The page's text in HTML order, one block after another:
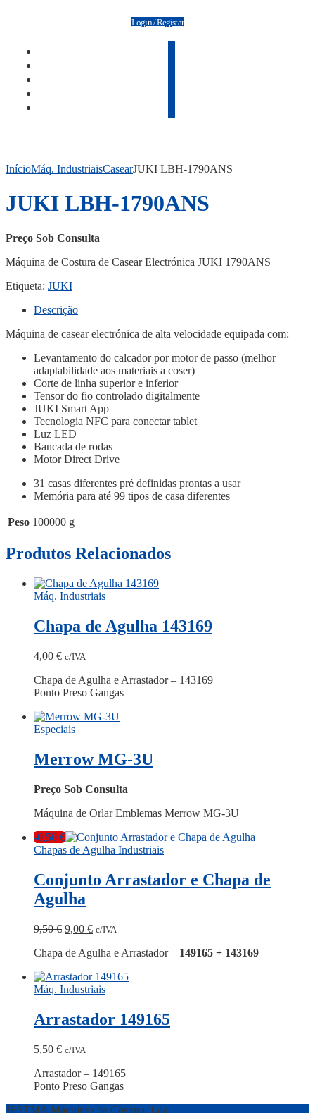
Login / Registar
InícioMáq. IndustriaisCasearJUKI LBH-1790ANS
JUKI LBH-1790ANS
Preço Sob Consulta
Máquina de Costura de Casear Electrónica JUKI 1790ANS
Etiqueta: JUKI
Descrição
Máquina de casear electrónica de alta velocidade equipada com:
Levantamento do calcador por motor de passo (melhor
adaptabilidade aos materiais a coser)
Corte de linha superior e inferior
Tensor do fio controlado digitalmente
JUKI Smart App
Tecnologia NFC para conectar tablet
Luz LED
Bancada de rodas
Motor Direct Drive
31 casas diferentes pré definidas prontas a usar
Memória para até 99 tipos de casa diferentes
Peso 100000 g
Produtos Relacionados
Máq. Industriais
Chapa de Agulha 143169
4,00 € c/IVA
Chapa de Agulha e Arrastador – 143169
Ponto Preso Gangas
Especiais
Merrow MG-3U
Preço Sob Consulta
Máquina de Orlar Emblemas Merrow MG-3U
-0,50 €
Chapas de Agulha Industriais
Conjunto Arrastador e Chapa de
Agulha
9,50€ O
original
9,50 €.
9,00 €O
atual
9,00 €.
c/IVA
Chapa de Agulha e Arrastador – 149165 + 143169
Máq. Industriais
Arrastador 149165
5,50 € c/IVA
Arrastador – 149165
Ponto Preso Gangas
JESTMA Máquinas de Costura, Lda.